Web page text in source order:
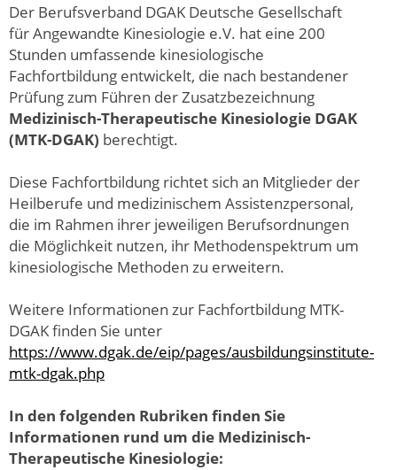
Der Berufsverband DGAK Deutsche Gesellschaft
für Angewandte Kinesiologie e.V. hat eine 200
Stunden umfassende kinesiologische
Fachfortbildung entwickelt, die nach bestandener
Prüfung zum Führen der Zusatzbezeichnung
Medizinisch-Therapeutische Kinesiologie DGAK
(MTK-DGAK) berechtigt.
Diese Fachfortbildung richtet sich an Mitglieder der
Heilberufe und medizinischem Assistenzpersonal,
die im Rahmen ihrer jeweiligen Berufsordnungen
die Möglichkeit nutzen, ihr Methodenspektrum um
kinesiologische Methoden zu erweitern.
Weitere Informationen zur Fachfortbildung MTK-
DGAK finden Sie unter
https://www.dgak.de/eip/pages/ausbildungsinstitute-
mtk-dgak.php
In den folgenden Rubriken finden Sie
Informationen rund um die Medizinisch-
Therapeutische Kinesiologie: